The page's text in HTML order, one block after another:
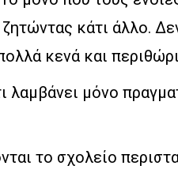
κάτι άλλο.
κενά και
λαμβάνει μόνο
το σχολείο